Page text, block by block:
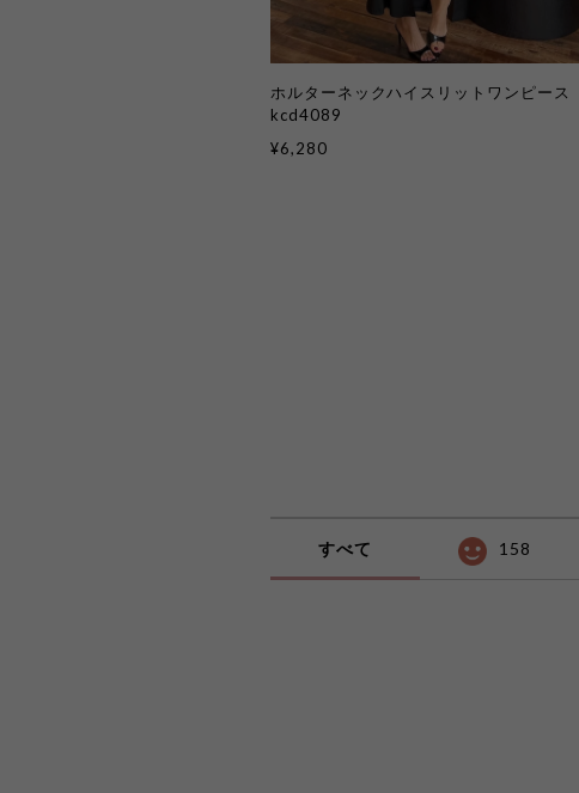
ホルターネックハイスリットワンピース
kcd4089
¥6,280
すべて 158